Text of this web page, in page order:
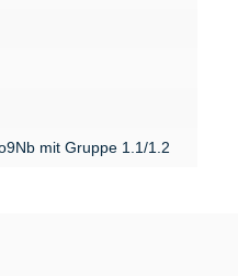
mit Gruppe 1.1/1.2